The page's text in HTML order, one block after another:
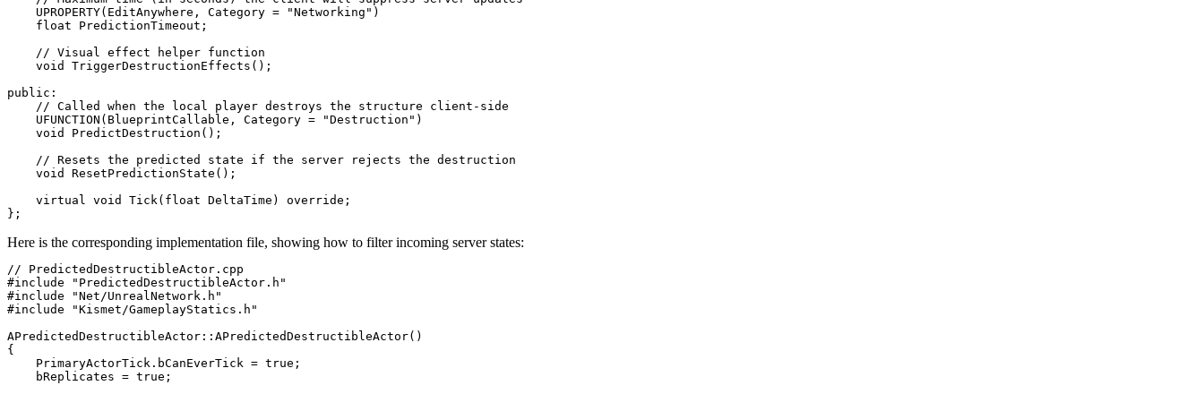
    UPROPERTY(EditAnywhere, Category = "Networking")
    float PredictionTimeout;
    // Visual effect helper function
    void TriggerDestructionEffects();
public:
    // Called when the local player destroys the structure client-side
    UFUNCTION(BlueprintCallable, Category = "Destruction")
    void PredictDestruction();
    // Resets the predicted state if the server rejects the destruction
    void ResetPredictionState();
    virtual void Tick(float DeltaTime) override;
Here is the corresponding implementation file, showing how to filter incoming server states:
// PredictedDestructibleActor.cpp
#include "PredictedDestructibleActor.h"
#include "Net/UnrealNetwork.h"
#include "Kismet/GameplayStatics.h"
APredictedDestructibleActor::APredictedDestructibleActor()
{
    PrimaryActorTick.bCanEverTick = true;
    bReplicates = true;